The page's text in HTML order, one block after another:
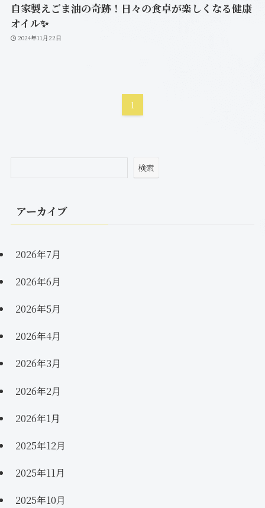
自家製えごま油の奇跡！日々の食卓が楽しくなる健康
オイル✨
2024年11月22日
1
検索
アーカイブ
2026年7月
2026年6月
2026年5月
2026年4月
2026年3月
2026年2月
2026年1月
2025年12月
2025年11月
2025年10月